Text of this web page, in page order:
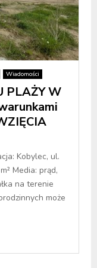
Wiadomości
PLAŻY W
Kobylec, ul.
Media: prąd,
na terenie
może